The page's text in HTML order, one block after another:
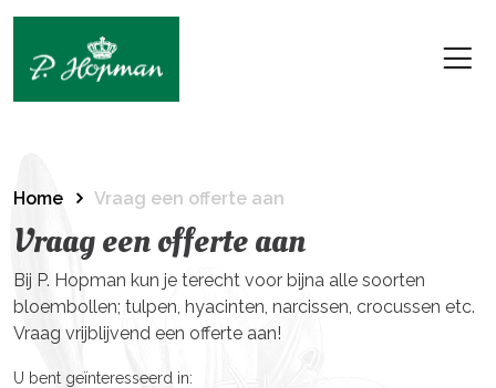
Home Vraag een offerte aan
Vraag een offerte aan
Bij P. Hopman kun je terecht voor bijna alle soorten
bloembollen; tulpen, hyacinten, narcissen, crocussen etc.
Vraag vrijblijvend een offerte aan!
U bent geïnteresseerd in: